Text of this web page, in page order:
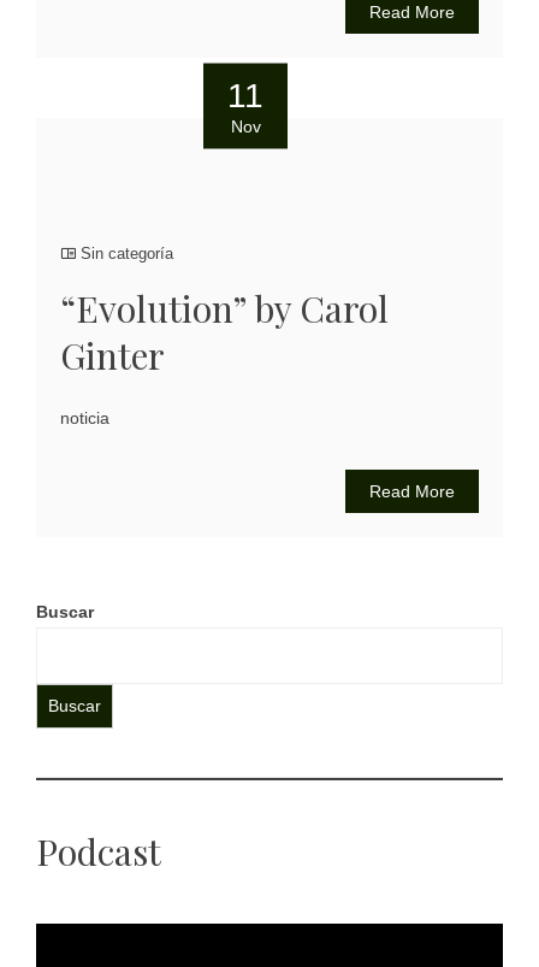
Read More
11
Nov
Sin categoría
“Evolution” by Carol
Ginter
noticia
Read More
Buscar
Buscar
Podcast